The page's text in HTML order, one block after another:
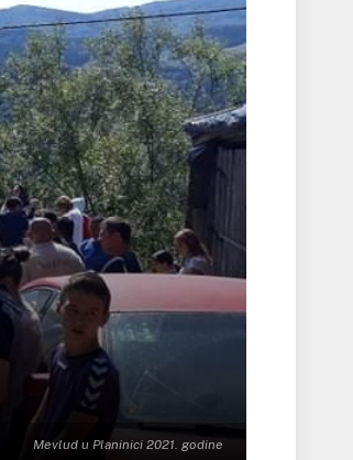
Mevlud u Planinici 2021. godine